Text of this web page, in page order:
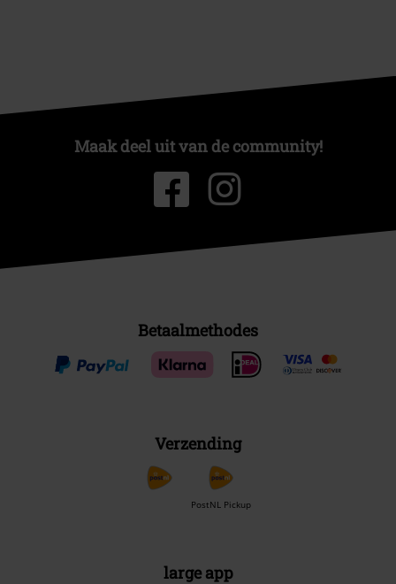
Maak deel uit van de community!
Betaalmethodes
Verzending
PostNL Pickup
large app